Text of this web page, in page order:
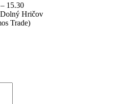
15.30
Hričov
Trade)